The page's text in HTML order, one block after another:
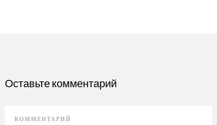
Оставьте комментарий